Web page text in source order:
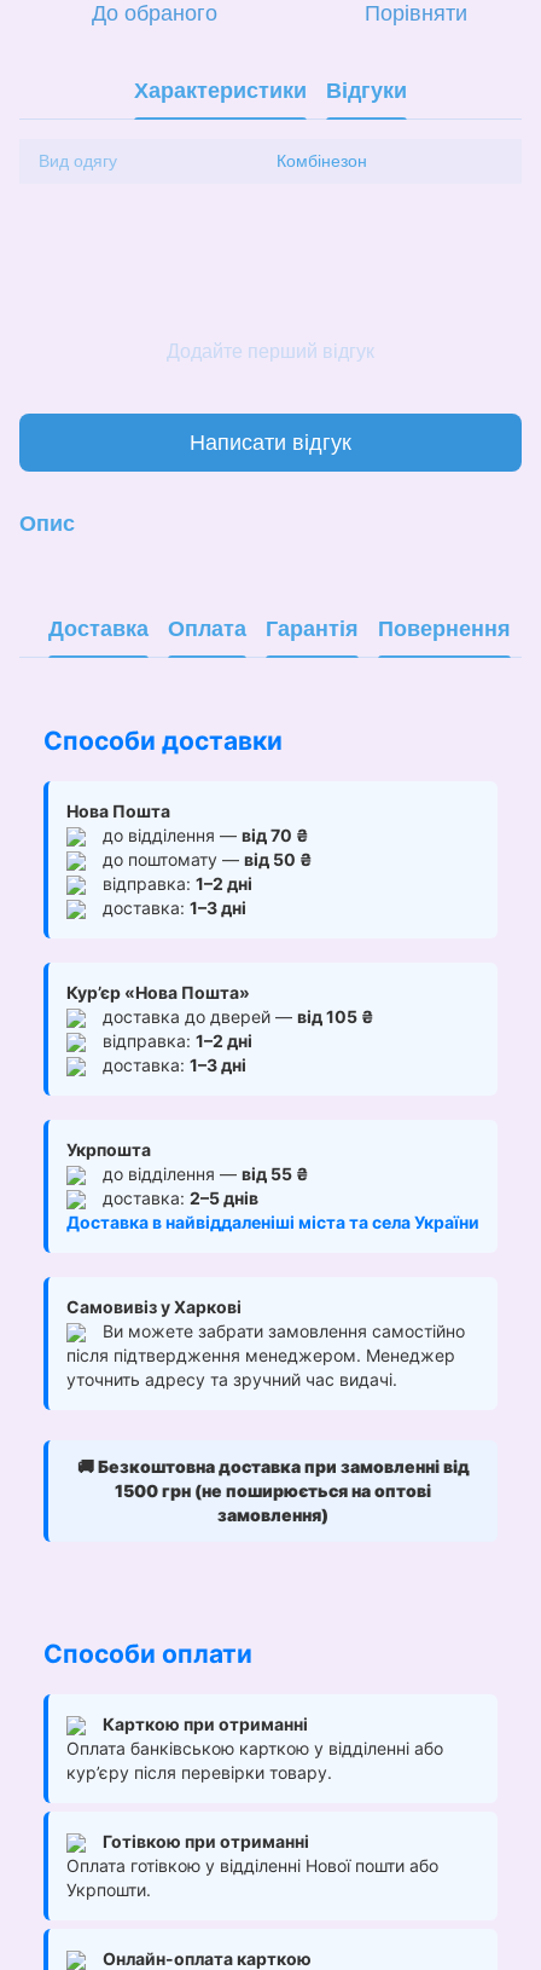
До обраного Порівняти
Характеристики Відгуки
Вид одягу Комбінезон
Додайте перший відгук
Написати відгук
Опис
Доставка Оплата Гарантія Повернення
Способи доставки
Нова Пошта
до відділення — від 70 ₴
до поштомату — від 50 ₴
відправка: 1–2 дні
доставка: 1–3 дні
Кур’єр «Нова Пошта»
доставка до дверей — від 105 ₴
відправка: 1–2 дні
доставка: 1–3 дні
Укрпошта
до відділення — від 55 ₴
доставка: 2–5 днів
Доставка в найвіддаленіші міста та села України
Самовивіз у Харкові
Ви можете забрати замовлення самостійно
після підтвердження менеджером. Менеджер
уточнить адресу та зручний час видачі.
🚚Безкоштовна доставка при замовленні від
1500 грн (не поширюється на оптові
замовлення)
Способи оплати
Карткою при отриманні
Оплата банківською карткою у відділенні або
кур’єру після перевірки товару.
Готівкою при отриманні
Оплата готівкою у відділенні Нової пошти або
Укрпошти.
Онлайн-оплата карткою